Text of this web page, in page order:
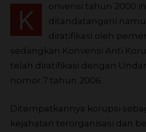
K
onvensi tahun 2000
ditandatangani
diratifikasi oleh
sedangkan Konvensi Anti
telah diratifikasi dengan
nomor 7 tahun 2006.
Ditempatkannya korupsi
kejahatan terorganisasi dan